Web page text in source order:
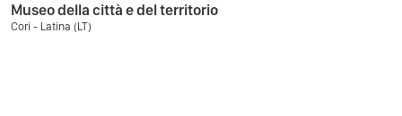
Museo della città e del territorio
Cori - Latina (LT)